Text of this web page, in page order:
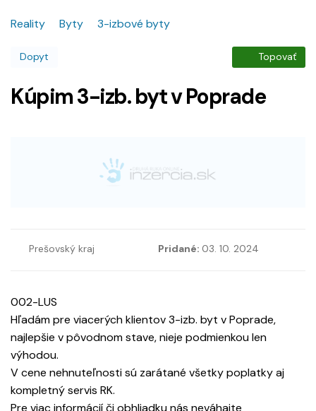
Reality Byty 3-izbové byty
Dopyt Topovať
Kúpim 3-izb. byt v Poprade
Prešovský kraj Pridané: 03. 10. 2024
002-LUS
Hľadám pre viacerých klientov 3-izb. byt v Poprade,
najlepšie v pôvodnom stave, nieje podmienkou len
výhodou.
V cene nehnuteľnosti sú zarátané všetky poplatky aj
kompletný servis RK.
Pre viac informácií či obhliadku nás neváhajte